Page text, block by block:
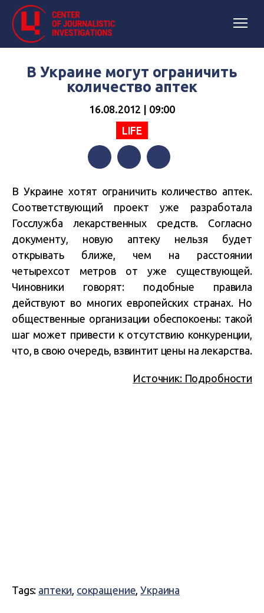
В Украине могут ограничить
количество аптек
16.08.2012 | 09:00
LIFE
В Украине хотят ограничить количество аптек.
Соответствующий проект уже разработала
Госслужба лекарственных средств. Согласно
документу, новую аптеку нельзя будет
открывать ближе, чем на расстоянии
четырехсот метров от уже существующей.
Чиновники говорят: подобные правила
действуют во многих европейских странах. Но
общественные организации обеспокоены: такой
шаг может привести к отсутствию конкуренции,
что, в свою очередь, взвинтит цены на лекарства.
Источник: Подробности
Tags: аптеки, сокращение,Украина